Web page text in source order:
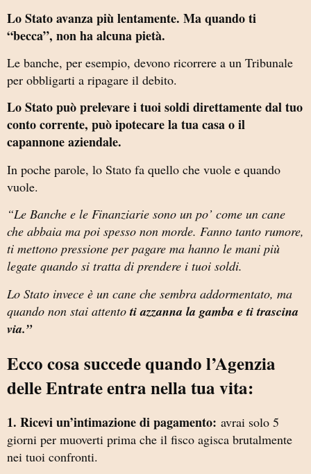
Lo Stato avanza più lentamente. Ma quando ti
“becca”, non ha alcuna pietà.
Le banche, per esempio, devono ricorrere a un Tribunale
per obbligarti a ripagare il debito.
Lo Stato può prelevare i tuoi soldi direttamente dal tuo
conto corrente, può ipotecare la tua casa o il
capannone aziendale.
In poche parole, lo Stato fa quello che vuole e quando
vuole.
“Le Banche e le Finanziarie sono un po’ come un cane
che abbaia ma poi spesso non morde. Fanno tanto rumore,
ti mettono pressione per pagare ma hanno le mani più
legate quando si tratta di prendere i tuoi soldi.
Lo Stato invece è un cane che sembra addormentato, ma
quando non stai attentoti azzanna la gamba e ti trascina
via.”
Ecco cosa succede quando l’Agenzia
delle Entrate entra nella tua vita:
1. Ricevi un’intimazione di pagamento: avrai solo 5
giorni per muoverti prima che il fisco agisca brutalmente
nei tuoi confronti.